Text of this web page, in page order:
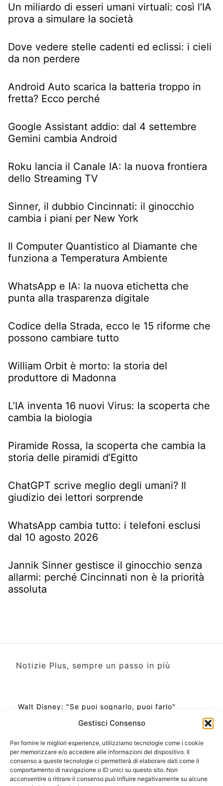
Gestisci Consenso
Per fornire le migliori esperienze, utilizziamo tecnologie come i cookie
per memorizzare e/o accedere alle informazioni del dispositivo. Il
consenso a queste tecnologie ci permetterà di elaborare dati come il
comportamento di navigazione o ID unici su questo sito. Non
acconsentire o ritirare il consenso può influire negativamente su alcune
Un miliardo di esseri umani virtuali: così l’IA
prova a simulare la società
Dove vedere stelle cadenti ed eclissi: i cieli
da non perdere
Android Auto scarica la batteria troppo in
fretta? Ecco perché
Google Assistant addio: dal 4 settembre
Gemini cambia Android
Roku lancia il Canale IA: la nuova frontiera
dello Streaming TV
Sinner, il dubbio Cincinnati: il ginocchio
cambia i piani per New York
Il Computer Quantistico al Diamante che
funziona a Temperatura Ambiente
WhatsApp e IA: la nuova etichetta che
punta alla trasparenza digitale
Codice della Strada, ecco le 15 riforme che
possono cambiare tutto
William Orbit è morto: la storia del
produttore di Madonna
L’IA inventa 16 nuovi Virus: la scoperta che
cambia la biologia
Piramide Rossa, la scoperta che cambia la
storia delle piramidi d’Egitto
ChatGPT scrive meglio degli umani? Il
giudizio dei lettori sorprende
WhatsApp cambia tutto: i telefoni esclusi
dal 10 agosto 2026
Jannik Sinner gestisce il ginocchio senza
allarmi: perché Cincinnati non è la priorità
assoluta
Notizie Plus, sempre un passo in più
Walt Disney: "Se puoi sognarlo, puoi farlo"
Ora Esatta in Italia in questo momento
Ti Senti Strano Ultimamente? Potrebbe Essere per
la Risonanza di Schumann
Come Sapere Se Stai Ascendendo alla Quinta